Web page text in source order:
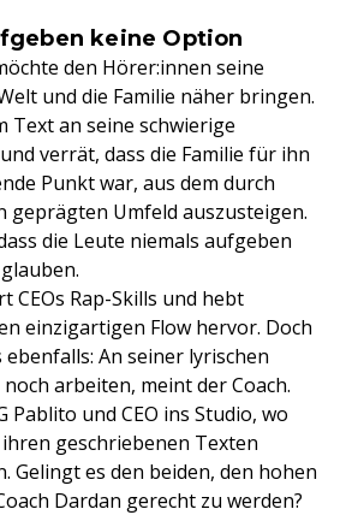
keine Option
den Hörer:innen seine
und die Familie näher bringen.
Text an seine schwierige
verrät, dass die Familie für ihn
Punkt war, aus dem durch
geprägten Umfeld auszusteigen.
die Leute niemals aufgeben
CEOs Rap-Skills und hebt
einzigartigen Flow hervor. Doch
An seiner lyrischen
arbeiten, meint der Coach.
Pablito und CEO ins Studio, wo
geschriebenen Texten
Gelingt es den beiden, den hohen
Dardan gerecht zu werden?